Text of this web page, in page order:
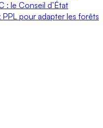
: le Conseil d’État
PPL pour adapter les forêts